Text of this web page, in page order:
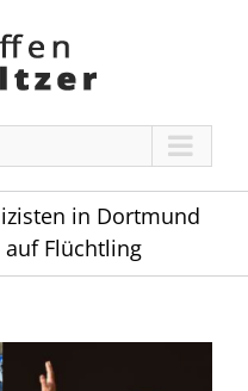
in Dortmund
Flüchtling